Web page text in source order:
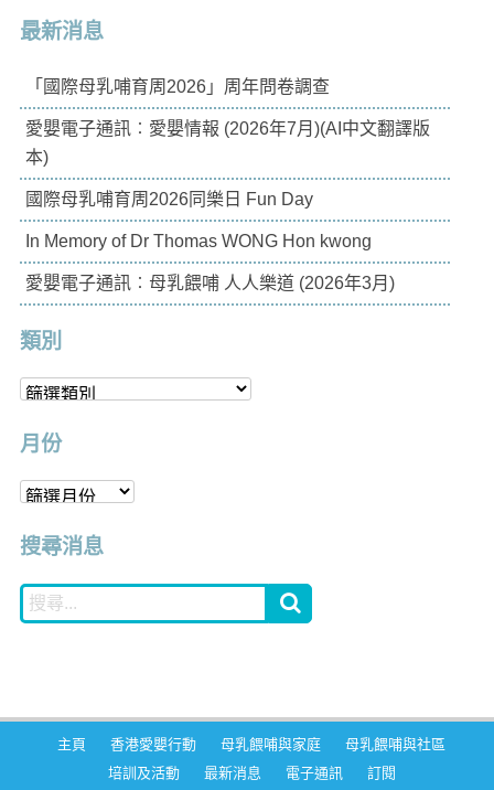
最新消息
「國際母乳哺育周2026」周年問卷調查
愛嬰電子通訊︰愛嬰情報 (2026年7月)(AI中文翻譯版
本)
國際母乳哺育周2026同樂日 Fun Day
In Memory of Dr Thomas WONG Hon kwong
愛嬰電子通訊︰母乳餵哺 人人樂道 (2026年3月)
類別
月份
搜尋消息
主頁 香港愛嬰行動 母乳餵哺與家庭
母乳餵哺與社區
培訓及活動
最新消息 電子通訊 訂閱